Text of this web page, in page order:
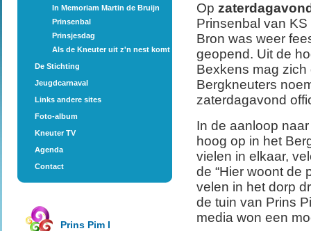
In Memoriam Martin de Bruijn
Prinsenbal
Prinsjesdag
Als de Kneuter uit z'n nest komt
De Stichting
Jeugdcarnaval
Links andere sites
Foto-album
Kneuter TV
Agenda
Contact
Prins Pim I
Op
Prinsenbal van
Bron was weer
geopend. Uit de
Bexkens mag zich
Bergkneuters
zaterdagavond
In de aanloop
hoog op in het
vielen in elkaar,
de “Hier woont de
velen in het dorp
de tuin van Prins
media won een